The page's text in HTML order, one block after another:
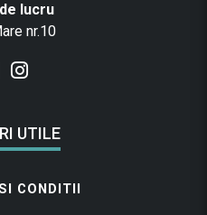
lucru
nr.10
UTILE
CONDITII